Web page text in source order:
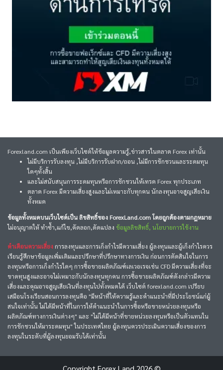
Forexland.com เป็นเพียงเว็บไซต์ให้ข้อมูลความรู้,ข่าวสารในตลาด Forex เท่านั้น
ไม่มีบริการรับลงทุน ,ไม่มีบริการรับฝาก/ถอน ,ไม่มีการชักชวนและระดมทุน
ใดๆทั้งสิ้น
และไม่สนับสนุนการระดมทุนหรือการชักชวนให้เทรด Forex ทุกประเภท
ตลาด Forex มีความเสี่ยงสูงและไม่เหมาะกับทุกคน นักลงทุนอาจสูญเสียเงิน
ทั้งหมด
ข้อมูลทั้งหมดบนเว็บไซต์เป็น ลิขสิทธิ์ของ ForexLand.com โดยถูกต้องตามกฎหมาย
ไม่อนุญาตให้ ทำซ้ำ,แก้ไข,คัดลอก,ดัดแปลง ข้อมูลลิขสิทธิ์, นโยบายการใช้งาน
คำเตือนความเสี่ยงการลงทุนและการเก็งกำไรมีความเสี่ยง ผู้ลงทุนและผู้เก็งกำไรควร
เรียนรู้ศึกษาข้อมูลเพิ่มเติมและปรึกษาที่ปรึกษาทางการเงิน ก่อนการตัดสินใจในการ
ลงทุนหรือการเก็งกำไรใดๆ การซื้อขายผลิตภัณฑ์เลเวอเรจเช่น CFD มีความเสี่ยงที่จะ
ขาดทุนสูงและอาจไม่เหมาะกับนักลงทุนทุกคน การซื้อขายผลิตภัณฑ์ดังกล่าวมีความ
เสี่ยงและคุณอาจสูญเสียเงินที่ลงทุนไปทั้งหมดได้ เว็บไซต์ forexland.com เปรียบ
เสมือนโรงเรียนสอนการลงทุนคือ "มีหน้าที่ให้ความรู้และคำแนะนำที่มีประโยชน์แก่ผู้
สนใจเท่านั้น ไม่ได้มีหน้าที่ในการให้คำแนะนำในการซื้อหรือขายหน่วยลงทุนหรือ
ผลิตภัณฑ์ทางการเงินต่างๆ" และ "ไม่ได้มีหน้าที่ขายหน่วยลงทุนหรือเป็นตัวแทนใน
การชักชวนให้มาระดมทุน" ในประเทศไทย ผู้ลงทุนควรประเมินความเสี่ยงของการ
ลงทุนในระดับที่ผู้ลงทุนยอมรับได้เท่านั้น